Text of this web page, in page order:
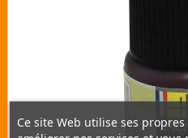
Ce site Web utilise ses